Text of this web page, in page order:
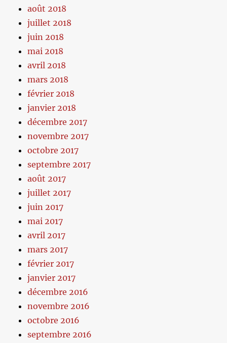
août 2018
juillet 2018
juin 2018
mai 2018
avril 2018
mars 2018
février 2018
janvier 2018
décembre 2017
novembre 2017
octobre 2017
septembre 2017
août 2017
juillet 2017
juin 2017
mai 2017
avril 2017
mars 2017
février 2017
janvier 2017
décembre 2016
novembre 2016
octobre 2016
septembre 2016